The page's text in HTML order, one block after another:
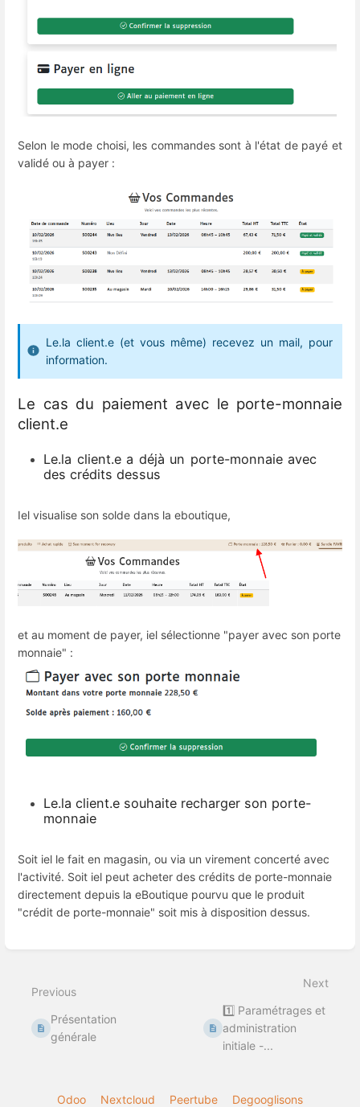
Selon le mode choisi, les commandes sont à l'état de payé et
validé ou à payer :
Le.la client.e (et vous même) recevez un mail, pour
information.
Le cas du paiement avec le porte-monnaie
client.e
Le.la client.e a déjà un porte-monnaie avec
des crédits dessus
Iel visualise son solde dans la eboutique,
et au moment de payer, iel sélectionne "payer avec son porte
monnaie" :
Le.la client.e souhaite recharger son porte-
monnaie
Soit iel le fait en magasin, ou via un virement concerté avec
l'activité. Soit iel peut acheter des crédits de porte-monnaie
directement depuis la eBoutique pourvu que le produit
"crédit de porte-monnaie" soit mis à disposition dessus.
mode
Previous
Présentation
générale
Next
1️⃣ Paramétrages et
administration
initiale -...
Odoo Nextcloud Peertube Degooglisons